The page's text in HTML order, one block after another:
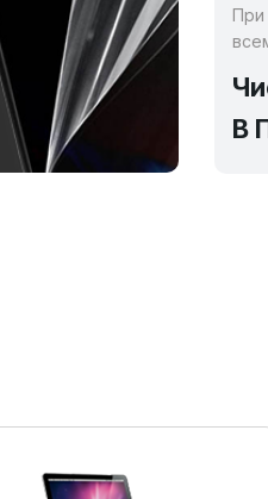
При
В